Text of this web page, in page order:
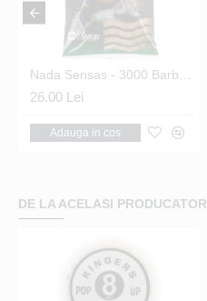
26.00 Lei
Adauga in cos
DE LA ACELASI PRODUCATOR